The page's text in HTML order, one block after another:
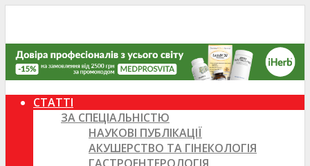
СТАТТІ
ЗА СПЕЦІАЛЬНІСТЮ
НАУКОВІ ПУБЛІКАЦІЇ
АКУШЕРСТВО ТА ГІНЕКОЛОГІЯ